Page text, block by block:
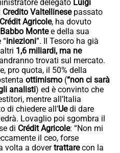
delegato Luigi
Credito Valtellinesepassato
Crédit Agricole, ha dovuto
Babbo Montee della sua
“iniezioni”. Il Tesoro ha già
1,6 miliardi, ma ne
trovati sul mercato.
pro quota, il 50% della
ottimismo (“non ci sarà
analisti) ed è convinto che
mentre all’Italia
di chiedere all’Uedi dare
Lovaglio poi sgombra il
di Crédit Agricole: “Non mi
il ceo, forse
volta a dovertrattarecon la